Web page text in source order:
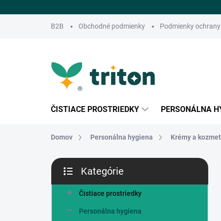
na
B2B Obchodné podmienky Podmienky
ČISTIACE PROSTRIEDKY PERSONÁLNA
Domov Personálna hygiena Krémy a
B
č
kategórie
Kategórie
Čistiace prostriedky
Personálna hygiena